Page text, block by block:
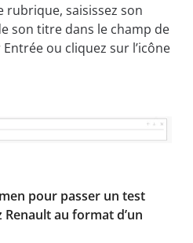
rubrique, saisissez son
son titre dans le champ de
ou cliquez sur l’icône
pour passer un test
au format d’un